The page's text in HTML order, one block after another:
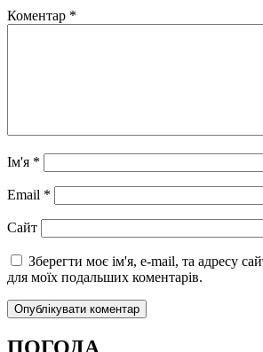
Коментар *
Ім'я *
Email *
Сайт
Зберегти моє ім'я, e-mail, та адресу
для моїх подальших коментарів.